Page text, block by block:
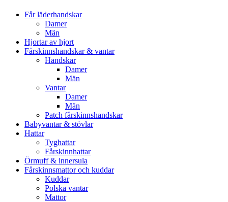
Får läderhandskar
Damer
Män
Hjortar av hjort
Fårskinnshandskar & vantar
Handskar
Damer
Män
Vantar
Damer
Män
Patch fårskinnshandskar
Babyvantar & stövlar
Hattar
Tyghattar
Fårskinnhattar
Örmuff & innersula
Fårskinnsmattor och kuddar
Kuddar
Polska vantar
Mattor